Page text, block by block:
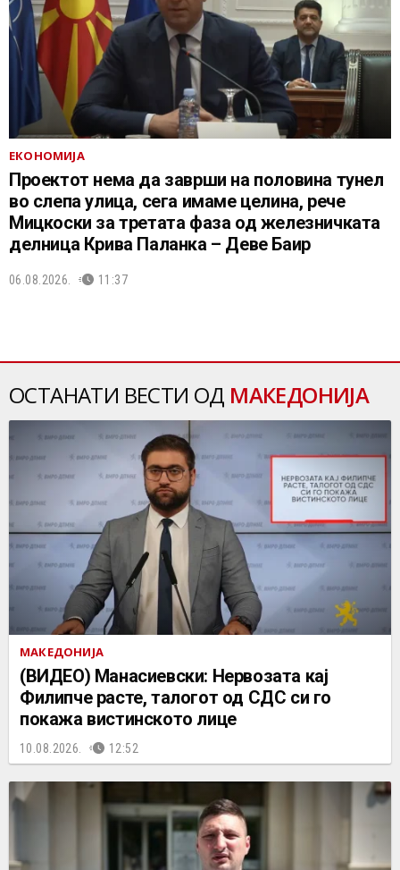
ЕКОНОМИЈА
Проектот нема да заврши на половина тунел
во слепа улица, сега имаме целина, рече
Мицкоски за третата фаза од железничката
делница Крива Паланка – Деве Баир
06.08.2026. 11:37
ОСТАНАТИ ВЕСТИ ОД МАКЕДОНИЈА
МАКЕДОНИЈА
(ВИДЕО) Манасиевски: Нервозата кај
Филипче расте, талогот од СДС си го
покажа вистинското лице
10.08.2026. 12:52